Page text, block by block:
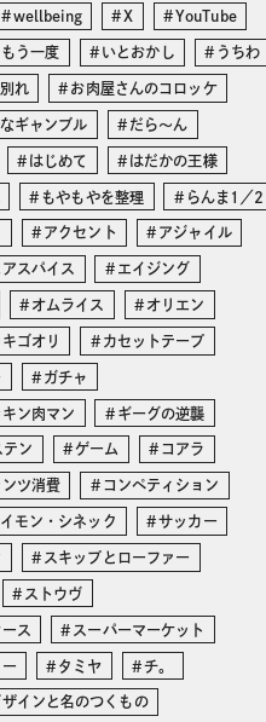
wellbeing X YouTube
う一度 いとおかし うちわ
れ お肉屋さんのコロッケ
ギャンブル だら〜ん
はじめて はだかの王様
もやもやを整理 らんま1／2
アクセント アジャイル
スパイス エイジング
オムライス オリエン
ゴオリ カセットテープ
ガチャ
キン肉マン ギーグの逆襲
テン ゲーム コアラ
ツ消費 コンペティション
モン・シネック サッカー
スキップとローファー
ストウヴ
ス スーパーマーケット
タミヤ チ。
ザインと名のつくもの